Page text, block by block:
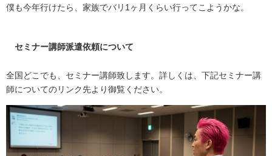
僕も今年行けたら、家族でバリ1ヶ月くらい行ってこようかな。
セミナー講師派遣依頼について
全国どこでも、セミナー講師致します。詳しくは、下記セミナー講
師についてのリンク先より御覧ください。